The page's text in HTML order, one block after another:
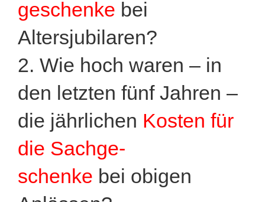
geschenke bei
Altersjubilaren?
2. Wie hoch waren – in
den letzten fünf Jahren –
die jährlichen Kosten für
die Sachge-
schenke bei obigen